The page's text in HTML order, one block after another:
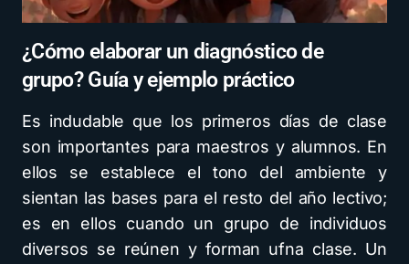
¿Cómo elaborar un diagnóstico de
grupo? Guía y ejemplo práctico
Es indudable que los primeros días de clase
son importantes para maestros y alumnos. En
ellos se establece el tono del ambiente y
sientan las bases para el resto del año lectivo;
es en ellos cuando un grupo de individuos
diversos se reúnen y forman ufna clase. Un